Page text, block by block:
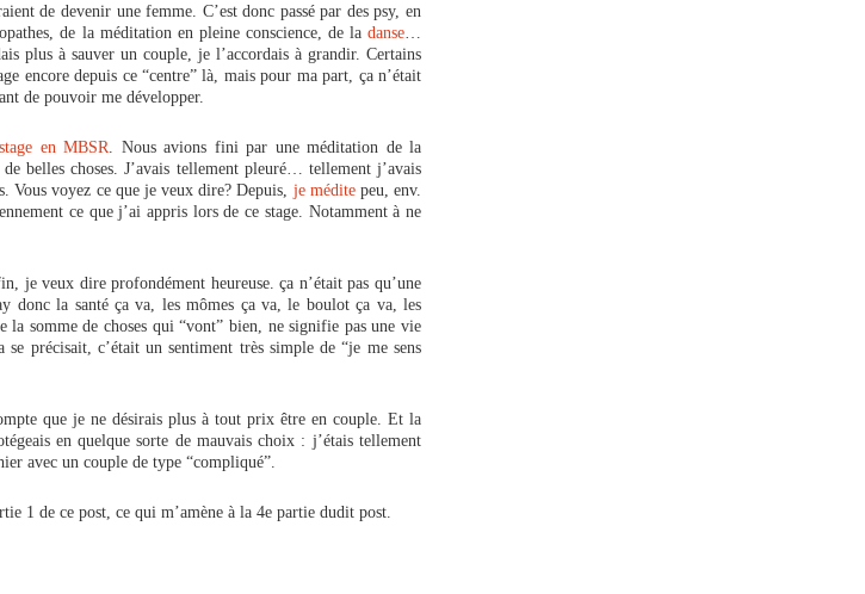
de devenir une femme. C’est donc passé par des psy, en
de la méditation en pleine conscience, de la danse…
plus à sauver un couple, je l’accordais à grandir. Certains
encore depuis ce “centre” là, mais pour ma part, ça n’était
de pouvoir me développer.
stage en MBSR. Nous avions fini par une méditation de la
belles choses. J’avais tellement pleuré… tellement j’avais
Vous voyez ce que je veux dire? Depuis, je méditepeu, env.
ce que j’ai appris lors de ce stage. Notamment à ne
je veux dire profondément heureuse. ça n’était pas qu’une
donc la santé ça va, les mômes ça va, le boulot ça va, les
somme de choses qui “vont” bien, ne signifie pas une vie
précisait, c’était un sentiment très simple de “je me sens
que je ne désirais plus à tout prix être en couple. Et la
en quelque sorte de mauvais choix : j’étais tellement
avec un couple de type “compliqué”.
1 de ce post, ce qui m’amène à la 4e partie dudit post.